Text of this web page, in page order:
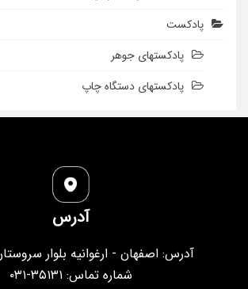
پادکست
پادکستهای جوهر
پادکستهای دستگاه چاپ
آدرس
آدرس: اصفهان - ارغوانیه بلوار سروستان
شماره تماس: ۳۵۱۳۱-۰۳۱